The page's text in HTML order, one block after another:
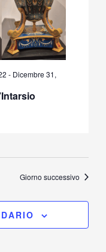
- Dicembre 31,
Giorno successivo